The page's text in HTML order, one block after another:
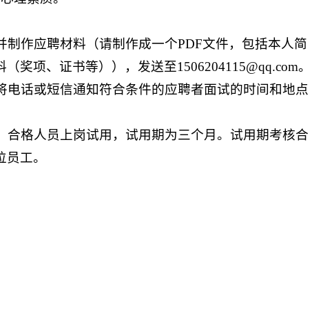
作应聘材料（请制作成一个PDF文件，包括本人简
奖项、证书等）），发送至1506204115@qq.com。
话或短信通知符合条件的应聘者面试的时间和地点
格人员上岗试用，试用期为三个月。试用期考核合
工。